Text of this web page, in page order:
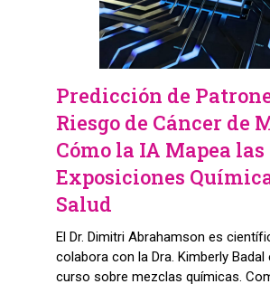
Predicción de
Riesgo de Cáncer de
Cómo la IA Mapea las
Exposiciones
Salud
El Dr. Dimitri Abrahamson es
colabora con la Dra. Kimberly
curso sobre mezclas químicas.